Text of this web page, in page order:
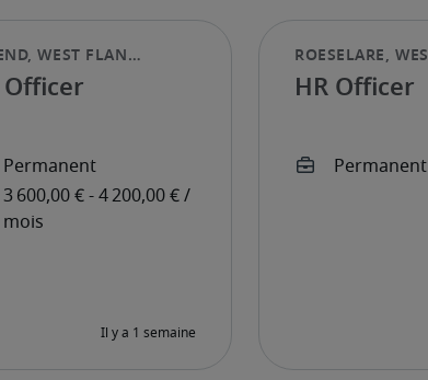
Officer HR Officer